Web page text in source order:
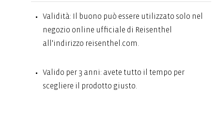
Validità: Il buono può essere utilizzato solo nel
negozio online ufficiale di Reisenthel
all'indirizzo reisenthel.com.
Valido per 3 anni: avete tutto il tempo per
scegliere il prodotto giusto.